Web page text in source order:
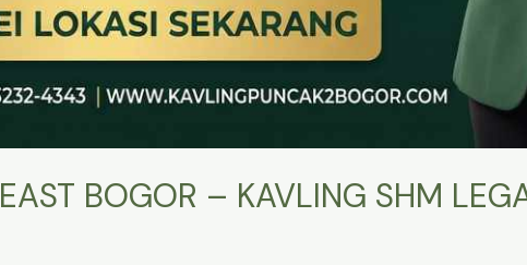
BOGOR – KAVLING SHM